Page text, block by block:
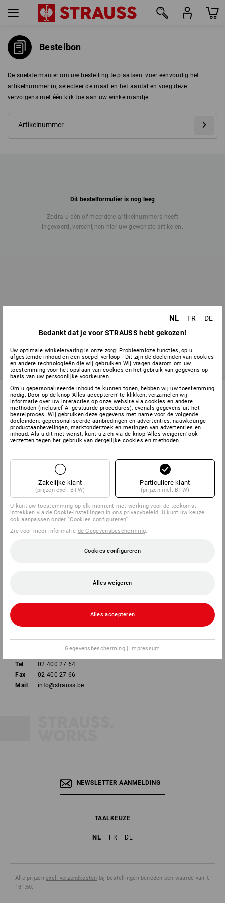
Bestelbon
De snelste manier om uw bestelling te plaatsen: voer eenvoudig het
artikelnummer in, selecteer de maat en het aantal en voeg deze
vervolgens met één klik toe aan uw winkelmandje.
Dit bestelformulier is nog leeg
Zodra u één of meerdere artikelnummers heeft
ingevoerd, verschijnen hier uw gewenste artikelen.
SERVICE 02 400 27 64
INFORMATIE
BETAALWIJZEN
Tel
02 400 27 64
Fax
02 400 27 66
Mail
info@strauss.be
NEWSLETTER AANMELDING
TAALKEUZE
NL FR DE
Alle prijzenexcl. verzendkosten bij bestellingen beneden een waarde van €
181,50.
NL FR
DE
Bedankt dat je voor STRAUSS hebt gekozen!
Uw optimale winkelervaring is onze zorg! Probleemloze functies, op u
afgestemde inhoud en een soepel verloop - Dit zijn de doeleinden van cookies
en andere technologieën die wij gebruiken.Wij vragen daarom om uw
toestemming voor het opslaan van cookies en het gebruik van gegevens op
basis van uw persoonlijke voorkeuren.
Om u gepersonaliseerde inhoud te kunnen tonen, hebben wij uw toestemming
nodig. Door op de knop 'Alles accepteren' te klikken, verzamelen wij
informatie over uw interacties op onze website via cookies en andere
methoden (inclusief AI-gestuurde procedures), evenals gegevens uit het
bestelproces. Wij gebruiken deze gegevens met name voor de volgende
doeleinden: gepersonaliseerde aanbiedingen en advertenties, nauwkeurige
productaanbevelingen, marktonderzoek en metingen van advertenties en
inhoud. Als u dit niet wenst, kunt u zich via de knop 'Alles weigeren' ook
verzetten tegen het gebruik van dergelijke cookies en methoden.
Zakelijke klant
(prijzen excl. BTW)
Particuliere klant
(prijzen incl. BTW)
U kunt uw toestemming op elk moment met werking voor de toekomst
intrekken via deCookie-instellingenin ons privacybeleid. U kunt uw keuze
ook aanpassen onder “Cookies configureren”.
Zie voor meer informatie de Gegevensbescherming
Cookies configureren
Alles weigeren
Alles accepteren
Gegevensbescherming | Impressum